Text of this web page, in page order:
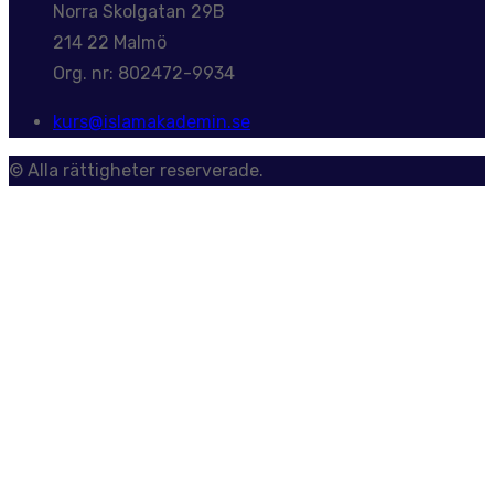
Norra Skolgatan 29B
214 22 Malmö
Org. nr: 802472-9934
kurs@islamakademin.se
© Alla rättigheter reserverade.